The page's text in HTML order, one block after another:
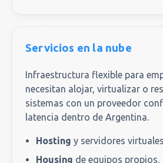
Servicios en la nube
Infraestructura flexible para
necesitan alojar, virtualizar o
sistemas con un proveedor
latencia dentro de Argentina.
Hosting y servidores
Housing de equipos propios.